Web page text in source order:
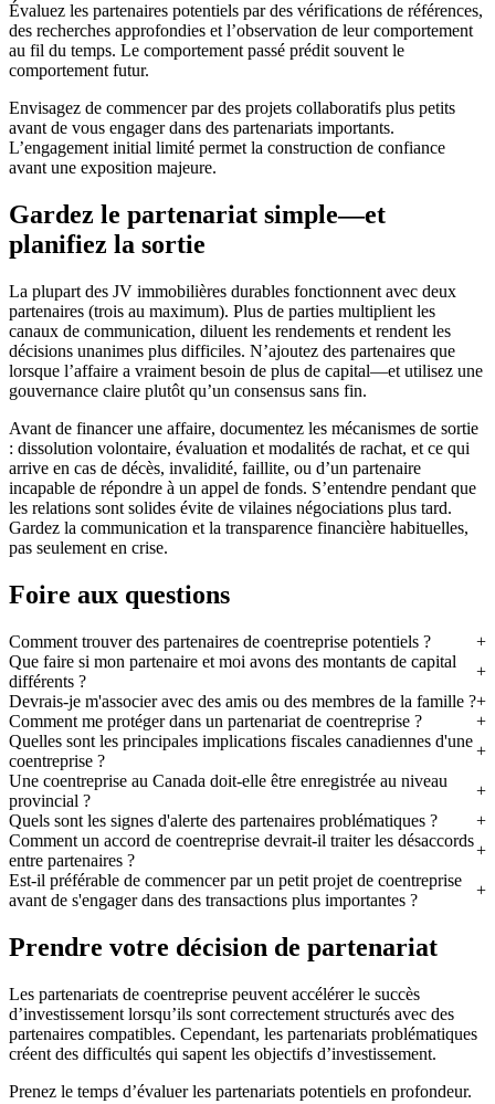
Évaluez les partenaires potentiels par des vérifications de références,
des recherches approfondies et l’observation de leur comportement
au fil du temps. Le comportement passé prédit souvent le
comportement futur.
Envisagez de commencer par des projets collaboratifs plus petits
avant de vous engager dans des partenariats importants.
L’engagement initial limité permet la construction de confiance
avant une exposition majeure.
Gardez le partenariat simple—et
planifiez la sortie
La plupart des JV immobilières durables fonctionnent avec deux
partenaires (trois au maximum). Plus de parties multiplient les
canaux de communication, diluent les rendements et rendent les
décisions unanimes plus difficiles. N’ajoutez des partenaires que
lorsque l’affaire a vraiment besoin de plus de capital—et utilisez une
gouvernance claire plutôt qu’un consensus sans fin.
Avant de financer une affaire, documentez les mécanismes de sortie
: dissolution volontaire, évaluation et modalités de rachat, et ce qui
arrive en cas de décès, invalidité, faillite, ou d’un partenaire
incapable de répondre à un appel de fonds. S’entendre pendant que
les relations sont solides évite de vilaines négociations plus tard.
Gardez la communication et la transparence financière habituelles,
pas seulement en crise.
Foire aux questions
Comment trouver des partenaires de coentreprise potentiels ?
Que faire si mon partenaire et moi avons des montants de capital
différents ?
Devrais-je m'associer avec des amis ou des membres de la famille ?
Comment me protéger dans un partenariat de coentreprise ?
Quelles sont les principales implications fiscales canadiennes d'une
coentreprise ?
Une coentreprise au Canada doit-elle être enregistrée au niveau
provincial ?
Quels sont les signes d'alerte des partenaires problématiques ?
Comment un accord de coentreprise devrait-il traiter les désaccords
entre partenaires ?
Est-il préférable de commencer par un petit projet de coentreprise
avant de s'engager dans des transactions plus importantes ?
Prendre votre décision de partenariat
Les partenariats de coentreprise peuvent accélérer le succès
d’investissement lorsqu’ils sont correctement structurés avec des
partenaires compatibles. Cependant, les partenariats problématiques
créent des difficultés qui sapent les objectifs d’investissement.
Prenez le temps d’évaluer les partenariats potentiels en profondeur.